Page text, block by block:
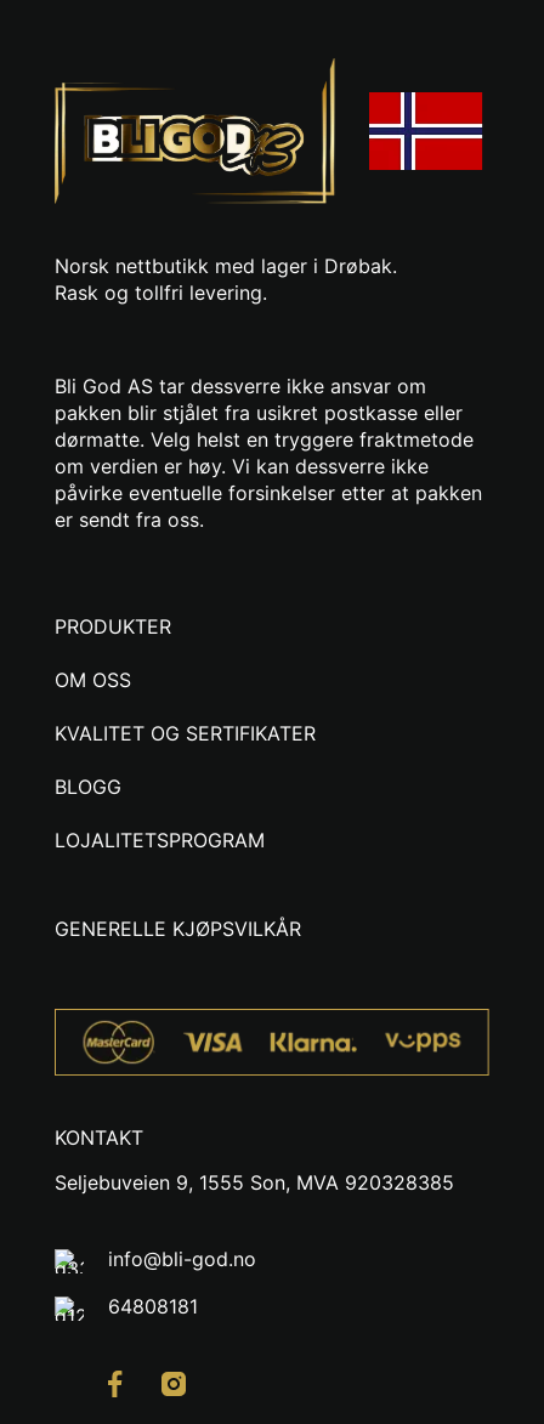
Norsk nettbutikk med lager i Drøbak.
Rask og tollfri levering.
Bli God AS tar dessverre ikke ansvar om
pakken blir stjålet fra usikret postkasse eller
dørmatte. Velg helst en tryggere fraktmetode
om verdien er høy. Vi kan dessverre ikke
påvirke eventuelle forsinkelser etter at pakken
er sendt fra oss.
PRODUKTER
OM OSS
KVALITET OG SERTIFIKATER
BLOGG
LOJALITETSPROGRAM
GENERELLE KJØPSVILKÅR
KONTAKT
Seljebuveien 9, 1555 Son, MVA 920328385
info@bli-god.no
64808181